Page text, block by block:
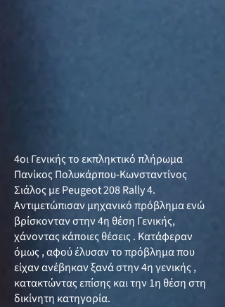
4οι Γενικής το εκπληκτικό πλήρωμα
Πανίκος Πολυκάρπου-Κωνσταντίνος
Σιάλος με Peugeot 208 Rally 4.
Αντιμετώπισαν μηχανικό πρόβλημα ενώ
βρίσκονταν στην 4η θέση Γενικής,
χάνοντας κάποιες θέσεις . Κατάφεραν
όμως , αφού έλυσαν το πρόβλημα που
είχαν ανέβηκαν ξανά στην 4η γενικής ,
κατακτώντας επίσης και την 1η θέση στη
δικίνητη κατηγορία.